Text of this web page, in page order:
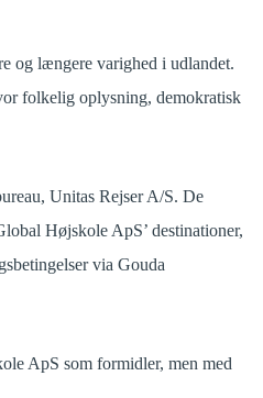
og længere varighed i udlandet.
folkelig oplysning, demokratisk
Unitas Rejser A/S. De
Højskole ApS’ destinationer,
via Gouda
ApS som formidler, men med